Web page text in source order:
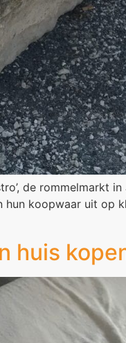
de rommelmarkt
koopwaar uit op
huis